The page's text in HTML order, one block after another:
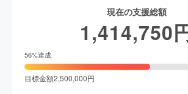
現在の支援総額
1,414,750
56%達成
目標金額2,500,000円